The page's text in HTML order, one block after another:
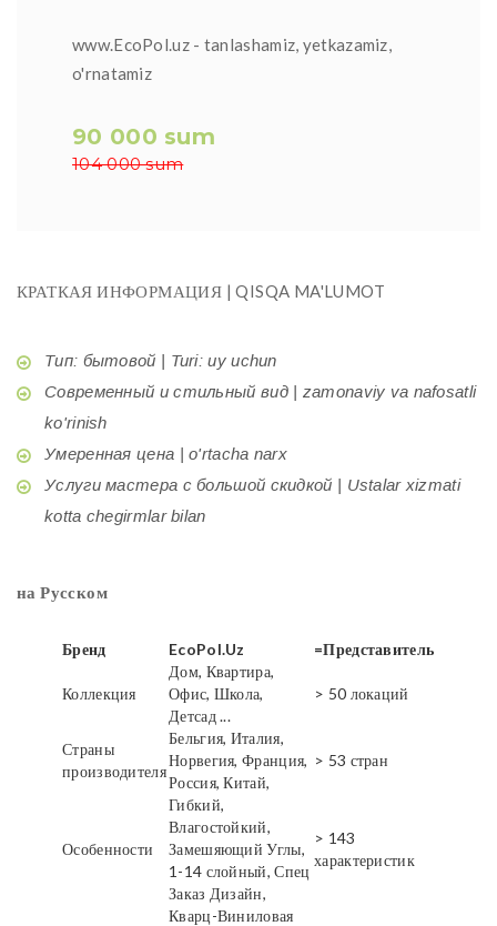
www.EcoPol.uz - tanlashamiz, yetkazamiz,
o'rnatamiz
90 000 sum
104 000 sum
КРАТКАЯ ИНФОРМАЦИЯ | QISQA MA'LUMOT
Тип: бытовой | Turi: uy uchun
Современный и стильный вид | zamonaviy va nafosatli
ko'rinish
Умеренная цена | o'rtacha narx
Услуги мастера с большой скидкой | Ustalar xizmati
kotta chegirmlar bilan
на Русском
Бренд EcoPol.Uz =Представитель
Коллекция
Дом, Квартира,
Офис, Школа,
Детсад ...
> 50 локаций
Страны
производителя
Бельгия, Италия,
Норвегия, Франция,
Россия, Китай,
> 53 стран
Особенности
Гибкий,
Влагостойкий,
Замешяющий Углы,
1-14 слойный, Спец
Заказ Дизайн,
> 143
характеристик
Кварц-Виниловая